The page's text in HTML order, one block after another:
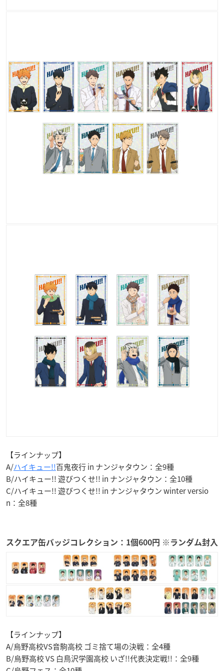
【ラインナップ】
A/ハイキュー!!百鬼夜行 in ナンジャタウン：全9種
B/ハイキュー!! 遊びつくせ!! in ナンジャタウン：全10種
C/ハイキュー!! 遊びつくせ!! in ナンジャタウン winter versio
n：全8種
スクエア缶バッジコレクション：1個600円 ※ランダム封入
【ラインナップ】
A/烏野高校VS音駒高校 ゴミ捨て場の決戦：全4種
B/烏野高校 VS 白鳥沢学園高校 いざ!!代表決定戦!!：全9種